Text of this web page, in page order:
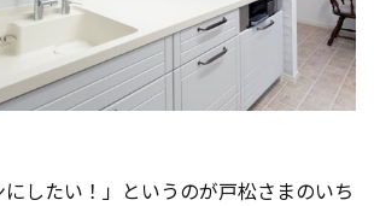
にしたい！」というのが戸松さまのいち